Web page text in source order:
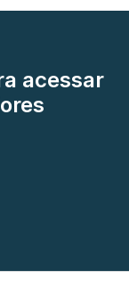
acessar